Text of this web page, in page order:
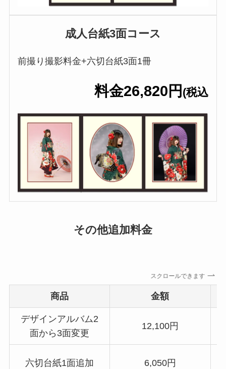
成人台紙3面コース
前撮り撮影料金+六切台紙3面1冊
料金26,820円 (税込
その他追加料金
スクロールできます
商品 金額
デザインアルバム2
面から3面変更
12,100円
六切台紙1面追加 6,050円